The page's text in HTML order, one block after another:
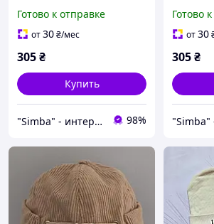
для малышей 6-12 месяца
Готово к отправке
от30₴/мес
305₴
Купить
"Simba" - интернет магазин 98%
для
месяца
Готово
от30
305₴